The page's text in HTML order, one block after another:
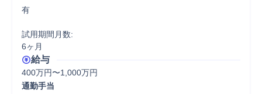
有
試用期間月数:
6ヶ月
給与
400万円〜1,000万円
通勤手当